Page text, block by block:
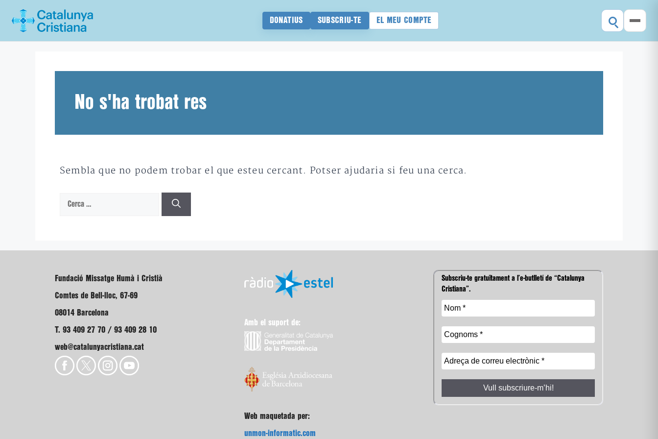
DONATIUS SUBSCRIU-TE EL MEU COMPTE
No s'ha trobat res
Sembla que no podem trobar el que esteu cercant. Potser ajudaria si feu una cerca.
Cerca:
Fundació Missatge Humà i Cristià
Comtes de Bell-lloc, 67-69
08014 Barcelona
T. 93 409 27 70 / 93 409 28 10
web@catalunyacristiana.cat
Amb el suport de:
Web maquetada per:
unmon-informatic.com
Subscriu-te gratuïtament a l’e-butlletí de “Catalunya
Cristiana”.